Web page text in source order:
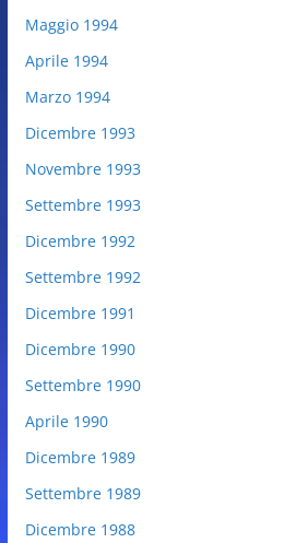
Maggio 1994
Aprile 1994
Marzo 1994
Dicembre 1993
Novembre 1993
Settembre 1993
Dicembre 1992
Settembre 1992
Dicembre 1991
Dicembre 1990
Settembre 1990
Aprile 1990
Dicembre 1989
Settembre 1989
Dicembre 1988